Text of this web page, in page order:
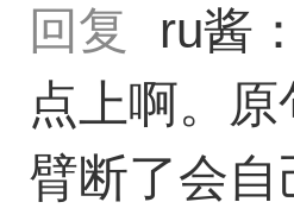
回复
ru酱
点上啊。
臂断了会